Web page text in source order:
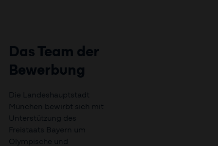
Das Team der
Bewerbung
Die Landeshauptstadt
München bewirbt sich mit
Unterstützung des
Freistaats Bayern um
Olympische und